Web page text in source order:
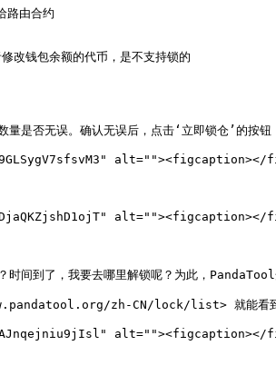
由合约
钱包余额的代币，是不支持锁的
量是否无误。确认无误后，点击‘立即锁仓’的按钮
时间到了，我要去哪里解锁呢？为此，PandaTool
zh-CN/lock/list> 就能看到
alt=""><figcaption></